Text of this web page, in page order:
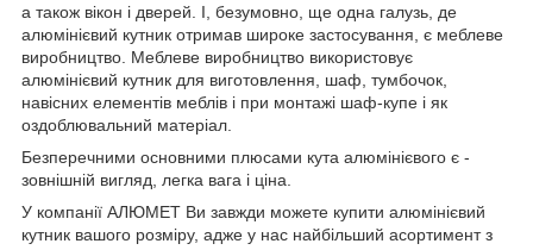
а також вікон і дверей. І, безумовно, ще одна галузь, де
алюмінієвий кутник отримав широке застосування, є меблеве
виробництво. Меблеве виробництво використовує
алюмінієвий кутник для виготовлення, шаф, тумбочок,
навісних елементів меблів і при монтажі шаф-купе і як
оздоблювальний матеріал.
Безперечними основними плюсами кута алюмінієвого є -
зовнішній вигляд, легка вага і ціна.
У компанії АЛЮМЕТ Ви завжди можете купити алюмінієвий
кутник вашого розміру, адже у нас найбільший асортимент з